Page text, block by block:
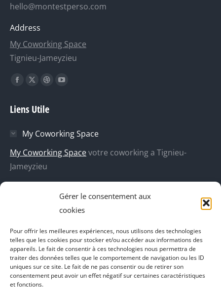
Gérer le consentement aux
cookies
Pour offrir les meilleures expériences, nous utilisons des technologies
telles que les cookies pour stocker et/ou accéder aux informations des
appareils. Le fait de consentir à ces technologies nous permettra de
traiter des données telles que le comportement de navigation ou les ID
uniques sur ce site. Le fait de ne pas consentir ou de retirer son
consentement peut avoir un effet négatif sur certaines caractéristiques
et fonctions.
hello@montestperso.com
Address
My Coworking Space
Tignieu-Jameyzieu
Trouvez nous sur :
La
Facebook
dans
une
nouvelle
La
X
dans
une
nouvelle
La
Dribble
dans
une
nouvelle
La
dans
une
Liens Utile
My Coworking Space
My Coworking Spacevotre coworking a Tignieu-
Jameyzieu
Agence de communication Akinai
Vecteur de croissance
L'instant Ki
Il parlent de vous